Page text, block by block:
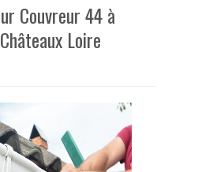
Couvreur 44 à
Loire